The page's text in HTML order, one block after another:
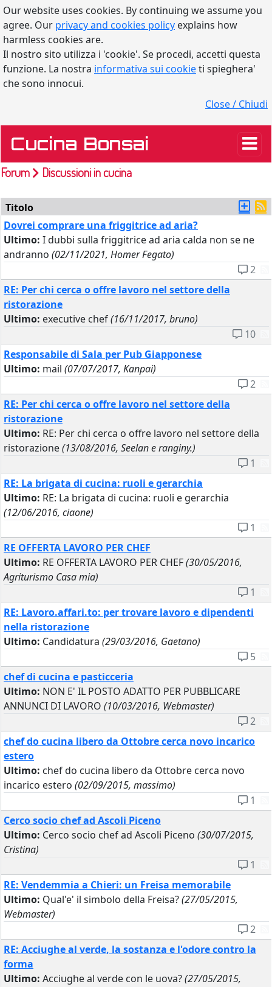
Our website uses cookies. By continuing we assume you
agree. Our privacy and cookies policy explains how
harmless cookies are.
Il nostro sito utilizza i 'cookie'. Se procedi, accetti questa
funzione. La nostra informativa sui cookieti spieghera'
che sono innocui.
Close / Chiudi
Cucina Bonsai
Forum Discussioni in cucina
Titolo
Dovrei comprare una friggitrice ad aria?
Ultimo: I dubbi sulla friggitrice ad aria calda non se ne
andranno (02/11/2021, Homer Fegato)
2
RE: Per chi cerca o offre lavoro nel settore della
ristorazione
Ultimo: executive chef(16/11/2017, bruno)
10
Responsabile di Sala per Pub Giapponese
Ultimo: mail (07/07/2017, Kanpai)
2
RE: Per chi cerca o offre lavoro nel settore della
ristorazione
Ultimo: RE: Per chi cerca o offre lavoro nel settore della
ristorazione(13/08/2016, Seelan e ranginy.)
1
RE: La brigata di cucina: ruoli e gerarchia
Ultimo: RE: La brigata di cucina: ruoli e gerarchia
(12/06/2016, ciaone)
1
RE OFFERTA LAVORO PER CHEF
Ultimo: RE OFFERTA LAVORO PER CHEF(30/05/2016,
Agriturismo Casa mia)
1
RE: Lavoro.affari.to: per trovare lavoro e dipendenti
nella ristorazione
Ultimo: Candidatura (29/03/2016, Gaetano)
5
chef di cucina e pasticceria
Ultimo: NON E' IL POSTO ADATTO PER PUBBLICARE
ANNUNCI DI LAVORO (10/03/2016, Webmaster)
2
chef do cucina libero da Ottobre cerca novo incarico
estero
Ultimo: chef do cucina libero da Ottobre cerca novo
incarico estero (02/09/2015, massimo)
1
Cerco socio chef ad Ascoli Piceno
Ultimo: Cerco socio chef ad Ascoli Piceno (30/07/2015,
Cristina)
1
RE: Vendemmia a Chieri: un Freisa memorabile
Ultimo: Qual'e' il simbolo della Freisa?(27/05/2015,
Webmaster)
2
RE: Acciughe al verde, la sostanza e l'odore contro la
forma
Ultimo: Acciughe al verde con le uova?(27/05/2015,